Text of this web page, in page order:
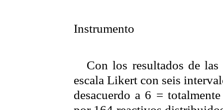
Instrumento
Con los resultados de las
escala Likertcon seis
desacuerdo a 6 =